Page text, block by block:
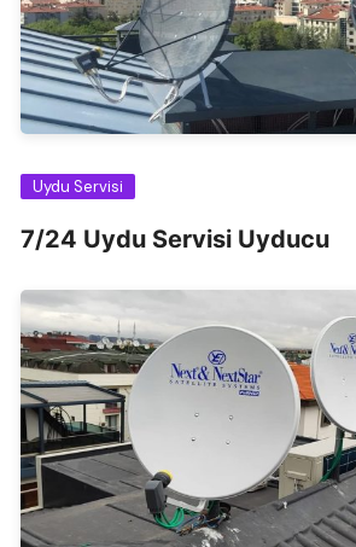
Uydu Servisi
7/24 Uydu Servisi Uyducu